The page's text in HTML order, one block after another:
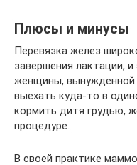
Плюсы и минусы
Перевязка желез
завершения лактации,
женщины, вынужденной
выехать куда-то в
кормить дитя грудью,
процедуре.
В своей практике